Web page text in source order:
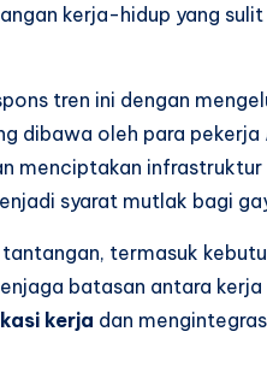
kerja-hidup yang
tren ini dengan
dibawa oleh para pekerja
menciptakan
syarat mutlak bagi
termasuk
batasan antara kerja
kerja dan